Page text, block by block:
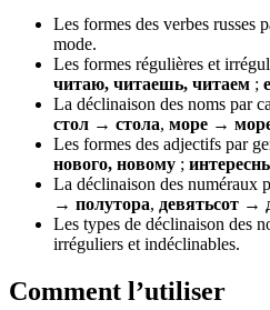
Les formes des verbes russes
mode.
Les formes régulières et
читаю, читаешь, читаем ;
La déclinaison des noms par
стол → стола, море →
Les formes des adjectifs par
нового, новому ;
La déclinaison des numéraux
→ полутора, девятьсот →
Les types de déclinaison des
irréguliers et indéclinables.
Comment l’utiliser